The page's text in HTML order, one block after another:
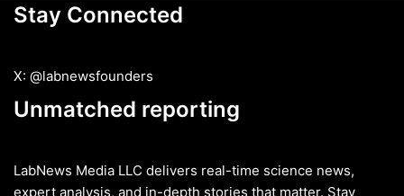
Stay Connected
X: @labnewsfounders
Unmatched reporting
LabNews Media LLC delivers real-time science news,
expert analysis, and in-depth stories that matter. Stay